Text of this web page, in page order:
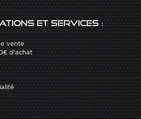
et services :
vente
d'achat